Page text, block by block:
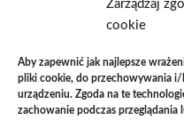
Zarządzaj
cookie
Aby zapewnić jak najlepsze
pliki cookie, do przechowywania
urządzeniu. Zgoda na te
zachowanie podczas
Polityka plików cookies
Polityka zwrotów
Zakupy na raty